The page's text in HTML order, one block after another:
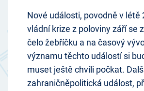
Nové události, povodně v létě
vládní krize z poloviny září se
čelo žebříčku a na časový
významu těchto událostí si
muset ještě chvíli počkat.
zahraničněpolitická událost,